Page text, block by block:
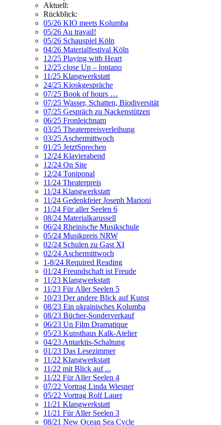
Aktuell:
Rückblick:
05/26 KIO meets Kolumba
05/26 Au travail!
05/26 Schauspiel Köln
04/26 Materialfestival Köln
12/25 Playing with Heart
12/25 close Up – lontano
11/25 Klangwerkstatt
24/25 Kioskgespräche
07/25 Book of hours …
07/25 Wasser, Schatten, Biodiversität
07/25 Gespräch zu Nackenstützen
06/25 Fronleichnam
03/25 Theaterpreisverleihung
03/25 Aschermittwoch
01/25 JetztSprechen
12/24 Klavierabend
12/24 On Site
12/24 Toniponal
11/24 Theaterpreis
11/24 Klangwerkstatt
11/24 Gedenkfeier Joseph Marioni
11/24 Für aller Seelen 6
08/24 Materialkarussell
06/24 Rheinische Musikschule
05/24 Musikpreis NRW
02/24 Schulen zu Gast XI
02/24 Aschermittwoch
1-8/24 Required Reading
01/24 Freundschaft ist Freude
11/23 Klangwerkstatt
11/23 Für Aller Seelen 5
10/23 Der andere Blick auf Kunst
08/23 Ein ukrainisches Kolumba
08/23 Bücher-Sonderverkauf
06/23 Un Film Dramatique
05/23 Kunsthaus Kalk-Atelier
04/23 Antarktis-Schaltung
01/23 Das Lesezimmer
11/22 Klangwerkstatt
11/22 mit Blick auf ...
11/22 Für Aller Seelen 4
07/22 Vortrag Linda Wiesner
05/22 Vortrag Rolf Lauer
11/21 Klangwerkstatt
11/21 Für Aller Seelen 3
08/21 New Ocean Sea Cycle